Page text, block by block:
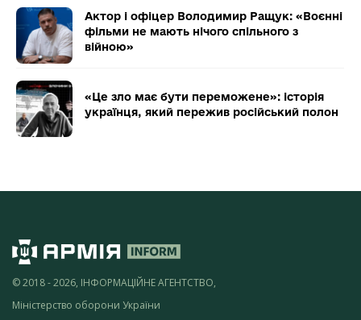
Актор і офіцер Володимир Ращук: «Воєнні
фільми не мають нічого спільного з
війною»
«Це зло має бути переможене»: історія
українця, який пережив російський полон
© 2018 - 2026, ІНФОРМАЦІЙНЕ АГЕНТСТВО,
Міністерство оборони України